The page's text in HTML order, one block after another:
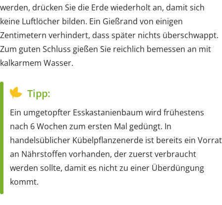
werden, drücken Sie die Erde wiederholt an, damit sich
keine Luftlöcher bilden. Ein Gießrand von einigen
Zentimetern verhindert, dass später nichts überschwappt.
Zum guten Schluss gießen Sie reichlich bemessen an mit
kalkarmem Wasser.
Tipp:
Ein umgetopfter Esskastanienbaum wird frühestens
nach 6 Wochen zum ersten Mal gedüngt. In
handelsüblicher Kübelpflanzenerde ist bereits ein Vorrat
an Nährstoffen vorhanden, der zuerst verbraucht
werden sollte, damit es nicht zu einer Überdüngung
kommt.